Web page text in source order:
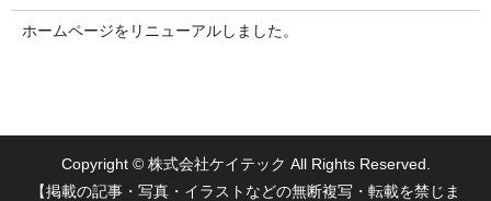
ホームページをリニューアルしました。
Copyright © 株式会社ケイテック All Rights Reserved.
【掲載の記事・写真・イラストなどの無断複写・転載を禁じま